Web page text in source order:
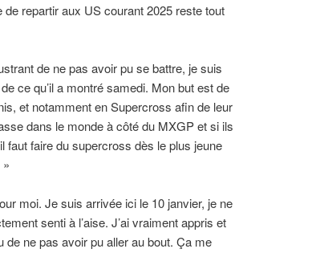
de repartir aux US courant 2025 reste tout
de ne pas avoir pu se battre, je suis
ce qu’il a montré samedi. Mon but est de
et notamment en Supercross afin de leur
dans le monde à côté du MXGP et si ils
faire du supercross dès le plus jeune
moi. Je suis arrivée ici le 10 janvier, je ne
senti à l’aise. J’ai vraiment appris et
ne pas avoir pu aller au bout. Ça me